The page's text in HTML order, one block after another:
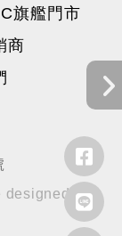
旗艦門市
商
designed